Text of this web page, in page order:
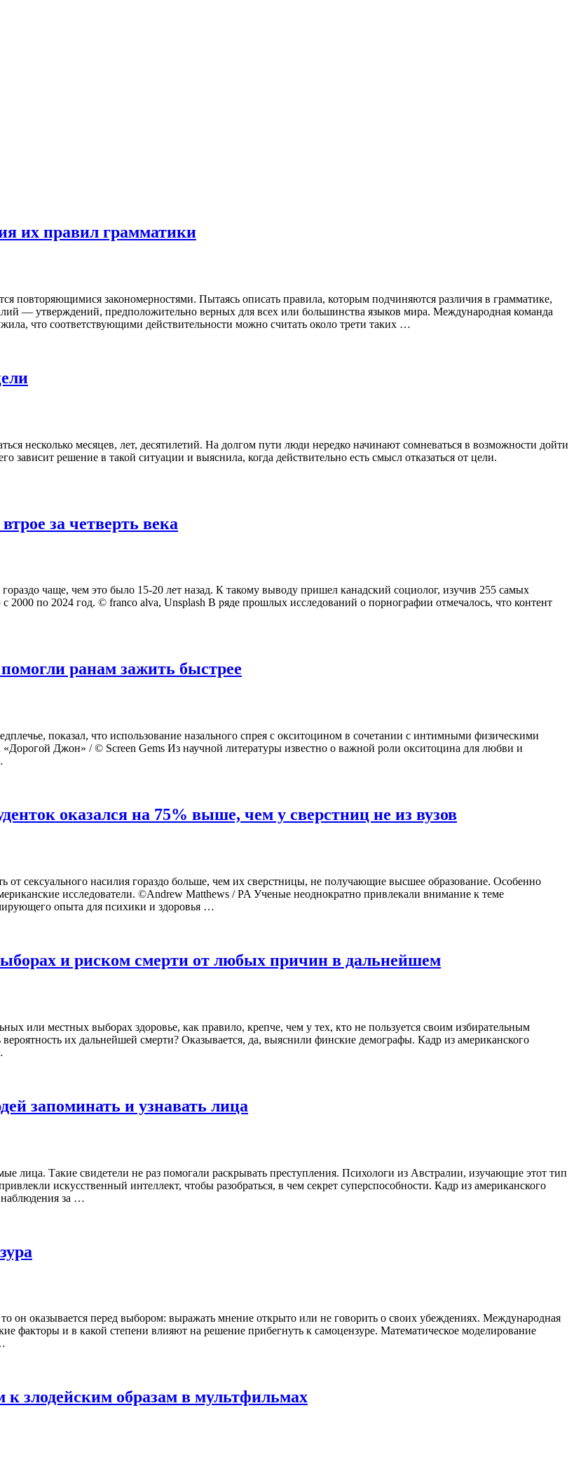
их правил грамматики
повторяющимися закономерностями. Пытаясь описать правила, которым подчиняются различия в грамматике,
— утверждений, предположительно верных для всех или большинства языков мира. Международная команда
что соответствующими действительности можно считать около трети таких …
несколько месяцев, лет, десятилетий. На долгом пути люди нередко начинают сомневаться в возможности дойти
зависит решение в такой ситуации и выяснила, когда действительно есть смысл отказаться от цели.
за четверть века
чаще, чем это было 15-20 лет назад. К такому выводу пришел канадский социолог, изучив 255 самых
по 2024 год. © franco alva, Unsplash В ряде прошлых исследований о порнографии отмечалось, что контент
ранам зажить быстрее
показал, что использование назального спрея с окситоцином в сочетании с интимными физическими
Джон» / © Screen Gems Из научной литературы известно о важной роли окситоцина для любви и
оказался на 75% выше, чем у сверстниц не из вузов
сексуального насилия гораздо больше, чем их сверстницы, не получающие высшее образование. Особенно
исследователи. ©Andrew Matthews / PA Ученые неоднократно привлекали внимание к теме
опыта для психики и здоровья …
и риском смерти от любых причин в дальнейшем
или местных выборах здоровье, как правило, крепче, чем у тех, кто не пользуется своим избирательным
их дальнейшей смерти? Оказывается, да, выяснили финские демографы. Кадр из американского
запоминать и узнавать лица
лица. Такие свидетели не раз помогали раскрывать преступления. Психологи из Австралии, изучающие этот тип
искусственный интеллект, чтобы разобраться, в чем секрет суперспособности. Кадр из американского
за …
он оказывается перед выбором: выражать мнение открыто или не говорить о своих убеждениях. Международная
факторы и в какой степени влияют на решение прибегнуть к самоцензуре. Математическое моделирование
злодейским образам в мультфильмах